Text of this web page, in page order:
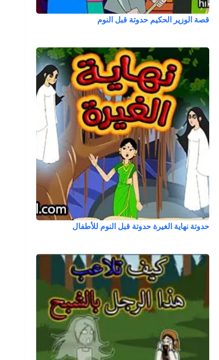
قصة الوزير الحكيم حدوتة قبل النوم
حدوتة نهاية الغيرة حدوتة قبل النوم للأطفال